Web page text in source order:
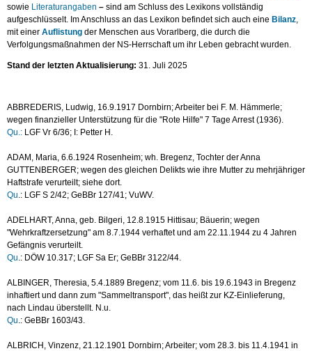
sowie Literaturangaben –sind am Schluss des Lexikons vollständig
aufgeschlüsselt. Im Anschluss an das Lexikon befindet sich auch eine Bilanz,
mit einer Auflistungder Menschen aus Vorarlberg, die durch die
Verfolgungsmaßnahmen der NS-Herrschaft um ihr Leben gebracht wurden.
Stand der letzten Aktualisierung: 31. Juli 2025
ABBREDERIS, Ludwig, 16.9.1917 Dornbirn; Arbeiter bei F. M. Hämmerle;
wegen finanzieller Unterstützung für die "Rote Hilfe" 7 Tage Arrest (1936).
Qu.:LGF Vr 6/36; I: Petter H.
ADAM, Maria, 6.6.1924 Rosenheim; wh. Bregenz, Tochter der Anna
GUTTENBERGER; wegen des gleichen Delikts wie ihre Mutter zu mehrjähriger
Haftstrafe verurteilt; siehe dort.
Qu .: LGF S 2/42; GeBBr 127/41; VuWV.
ADELHART, Anna, geb. Bilgeri, 12.8.1915 Hittisau; Bäuerin; wegen
"Wehrkraftzersetzung" am 8.7.1944 verhaftet und am 22.11.1944 zu 4 Jahren
Gefängnis verurteilt.
Qu .: DÖW 10.317; LGF Sa Er; GeBBr 3122/44.
ALBINGER, Theresia, 5.4.1889 Bregenz; vom 11.6. bis 19.6.1943 in Bregenz
inhaftiert und dann zum "Sammeltransport", das heißt zur KZ-Einlieferung,
nach Lindau überstellt. N.u.
Qu .: GeBBr 1603/43.
ALBRICH, Vinzenz, 21.12.1901 Dornbirn; Arbeiter; vom 28.3. bis 11.4.1941 in